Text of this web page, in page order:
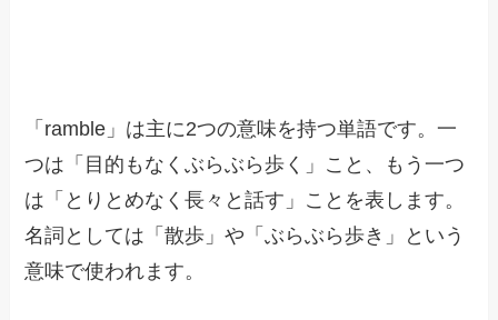
「ramble」は主に2つの意味を持つ単語です。一
つは「目的もなくぶらぶら歩く」こと、もう一つ
は「とりとめなく長々と話す」ことを表します。
名詞としては「散歩」や「ぶらぶら歩き」という
意味で使われます。